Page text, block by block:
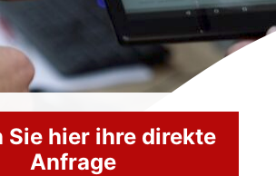
Sie hier ihre direkte
Anfrage